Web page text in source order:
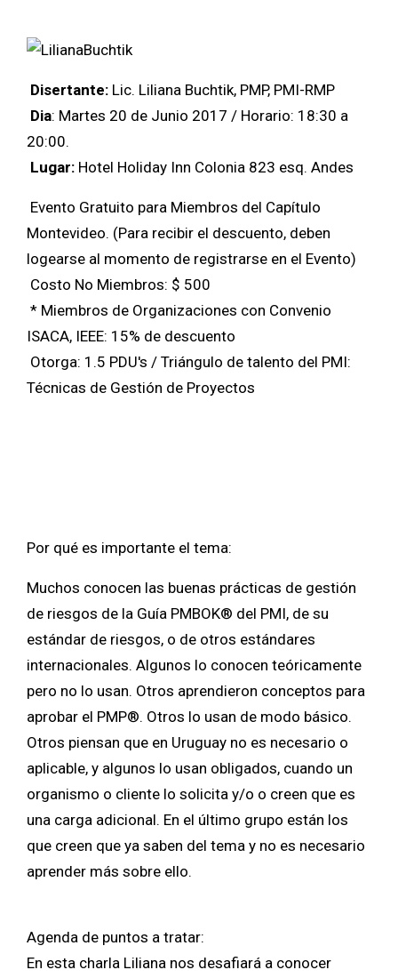
Disertante: Lic. Liliana Buchtik, PMP, PMI-RMP
Dia: Martes 20 de Junio 2017 / Horario: 18:30 a
20:00.
Lugar: Hotel Holiday Inn Colonia 823 esq. Andes
Evento Gratuito para Miembros del Capítulo
Montevideo. (Para recibir el descuento, deben
logearse al momento de registrarse en el Evento)
Costo No Miembros: $ 500
* Miembros de Organizaciones con Convenio
ISACA, IEEE: 15% de descuento
Otorga: 1.5 PDU's / Triángulo de talento del PMI:
Técnicas de Gestión de Proyectos
Por qué es importante el tema:
Muchos conocen las buenas prácticas de gestión
de riesgos de la Guía PMBOK® del PMI, de su
estándar de riesgos, o de otros estándares
internacionales. Algunos lo conocen teóricamente
pero no lo usan. Otros aprendieron conceptos para
aprobar el PMP®. Otros lo usan de modo básico.
Otros piensan que en Uruguay no es necesario o
aplicable, y algunos lo usan obligados, cuando un
organismo o cliente lo solicita y/o o creen que es
una carga adicional. En el último grupo están los
que creen que ya saben del tema y no es necesario
aprender más sobre ello.
Agenda de puntos a tratar:
En esta charla Liliana nos desafiará a conocer